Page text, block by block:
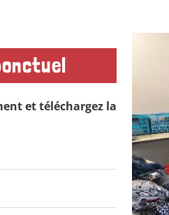
et téléchargez la